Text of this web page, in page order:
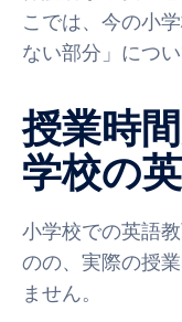
こでは、今の小
ない部分」につ
授業時
学校の
小学校での英語
のの、実際の授
ません。